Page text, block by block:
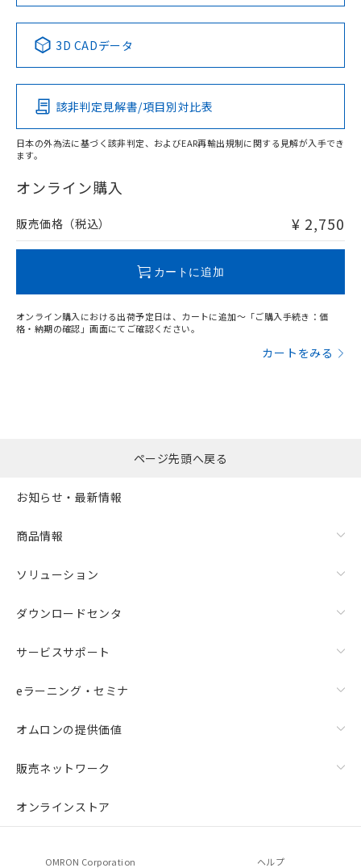
Pb Hg Cd Cr(VI)
O
在庫等で未対応品が混在する可能性があります。
問い合わせください。
No No No No
この製品の規格認証/適合状況ページへ
その他の認証はこちらのページからご検索ください
3D CADデータ
該非判定見解書/項目別対比表
日本の外為法に基づく該非判定、およびEAR再輸出規制に関する見解が入手でき
ます。
オンライン購入
販売価格（税込） ¥ 2,750
カートに追加
オンライン購入における出荷予定日は、カートに追加～「ご購入手続き：価
格・納期の確認」画面にてご確認ください。
カートをみる
ページ先頭へ戻る
お知らせ・最新情報
商品情報
ソリューション
ダウンロードセンタ
サービスサポート
eラーニング・セミナ
オムロンの提供価値
販売ネットワーク
オンラインストア
OMRON Corporation ヘルプ